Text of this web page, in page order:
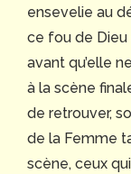
ensevelie au
ce fou de Dieu
avant qu’elle
à la scène
de retrouver,
de la Femme
scène, ceux